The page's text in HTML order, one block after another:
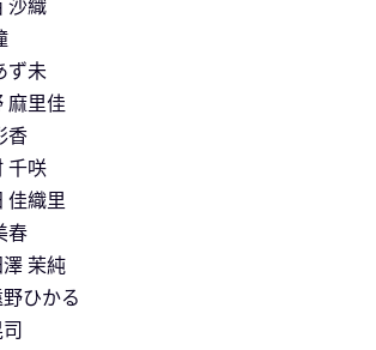
沙織
ず未
麻里佳
香
千咲
佳織里
春
茉純
ひかる